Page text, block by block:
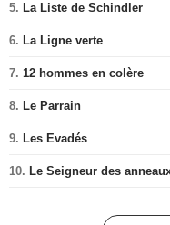
5. La Liste de Schindler
6. La Ligne verte
7. 12 hommes en colère
8. Le Parrain
9. Les Evadés
10. Le Seigneur des